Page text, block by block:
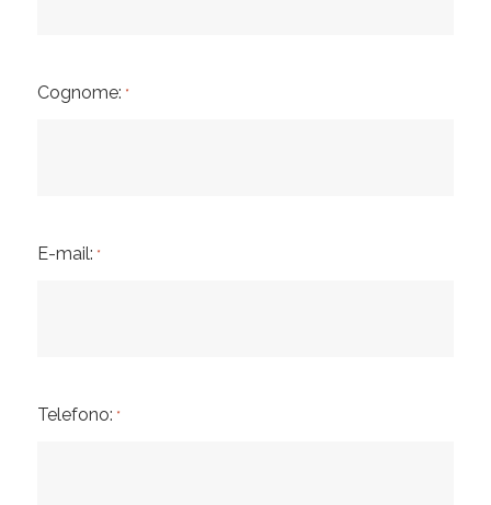
Cognome: *
E-mail: *
Telefono: *